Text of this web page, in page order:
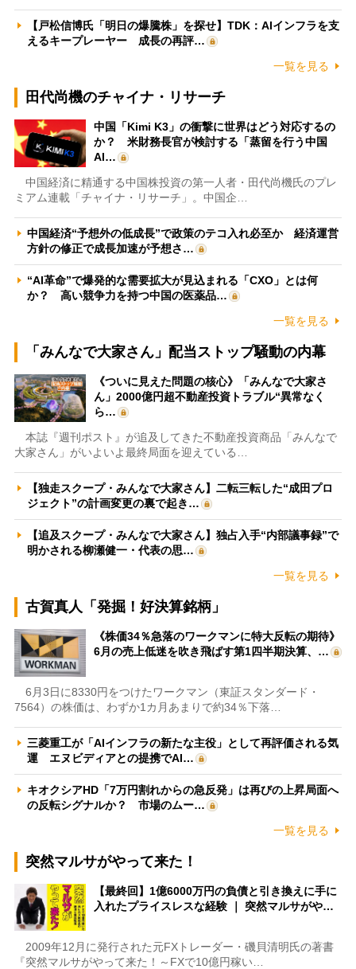
【戸松信博氏「明日の爆騰株」を探せ】TDK：AIインフラを支
えるキープレーヤー 成長の再評…
一覧を見る
田代尚機のチャイナ・リサーチ
中国「Kimi K3」の衝撃に世界はどう対応するの
か？ 米財務長官が検討する「蒸留を行う中国
AI…
中国経済に精通する中国株投資の第一人者・田代尚機氏のプレ
ミアム連載「チャイナ・リサーチ」。中国企…
中国経済“予想外の低成長”で政策のテコ入れ必至か 経済運営
方針の修正で成長加速が予想さ…
“AI革命”で爆発的な需要拡大が見込まれる「CXO」とは何
か？ 高い競争力を持つ中国の医薬品…
一覧を見る
「みんなで大家さん」配当ストップ騒動の内幕
《ついに見えた問題の核心》「みんなで大家さ
ん」2000億円超不動産投資トラブル“異常なく
ら…
本誌『週刊ポスト』が追及してきた不動産投資商品「みんなで
大家さん」がいよいよ最終局面を迎えている…
【独走スクープ・みんなで大家さん】二転三転した“成田プロ
ジェクト”の計画変更の裏で起き…
【追及スクープ・みんなで大家さん】独占入手“内部議事録”で
明かされる柳瀬健一・代表の思…
一覧を見る
古賀真人「発掘！好決算銘柄」
《株価34％急落のワークマンに特大反転の期待》
6月の売上低迷を吹き飛ばす第1四半期決算、…
6月3日に8330円をつけたワークマン（東証スタンダード・
7564）の株価は、わずか1カ月あまりで約34％下落…
三菱重工が「AIインフラの新たな主役」として再評価される気
運 エヌビディアとの提携でAI…
キオクシアHD「7万円割れからの急反発」は再びの上昇局面へ
の反転シグナルか？ 市場のムー…
一覧を見る
突然マルサがやって来た！
【最終回】1億6000万円の負債と引き換えに手に
入れたプライスレスな経験 ｜ 突然マルサがや…
2009年12月に発行された元FXトレーダー・磯貝清明氏の著書
『突然マルサがやって来た！～FXで10億円稼い…